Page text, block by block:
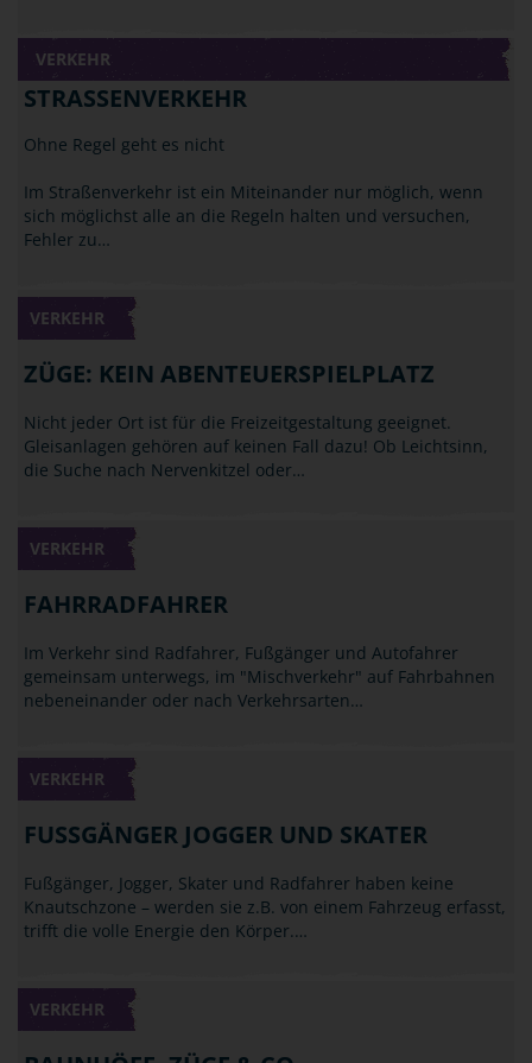
VERKEHR
STRASSENVERKEHR
Ohne Regel geht es nicht
Im Straßenverkehr ist ein Miteinander nur möglich, wenn
sich möglichst alle an die Regeln halten und versuchen,
Fehler zu…
VERKEHR
ZÜGE: KEIN ABENTEUERSPIELPLATZ
Nicht jeder Ort ist für die Freizeitgestaltung geeignet.
Gleisanlagen gehören auf keinen Fall dazu! Ob Leichtsinn,
die Suche nach Nervenkitzel oder…
VERKEHR
FAHRRADFAHRER
Im Verkehr sind Radfahrer, Fußgänger und Autofahrer
gemeinsam unterwegs, im "Mischverkehr" auf Fahrbahnen
nebeneinander oder nach Verkehrsarten…
VERKEHR
FUSSGÄNGER JOGGER UND SKATER
Fußgänger, Jogger, Skater und Radfahrer haben keine
Knautschzone – werden sie z.B. von einem Fahrzeug erfasst,
trifft die volle Energie den Körper.…
VERKEHR